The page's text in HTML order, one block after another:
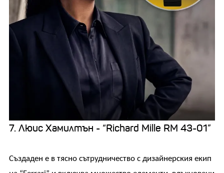
7. Люис Хамилтън - “Richard Mille RM 43-01”
Създаден е в тясно сътрудничество с дизайнерския екип